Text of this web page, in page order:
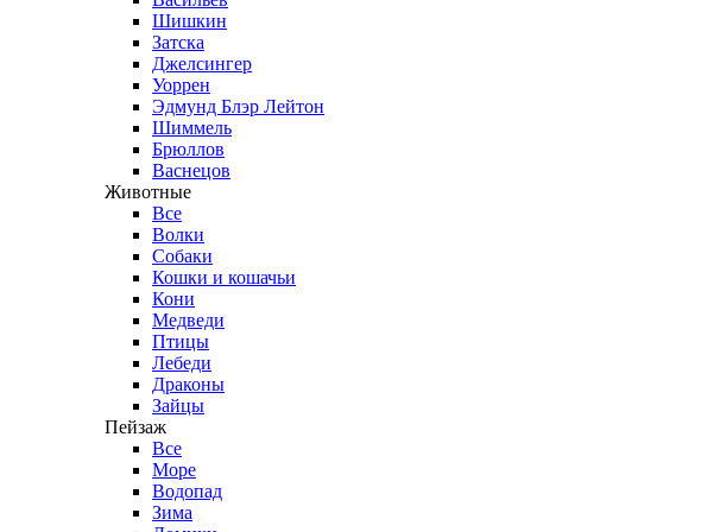
Шишкин
Затска
Джелсингер
Уоррен
Эдмунд Блэр Лейтон
Шиммель
Брюллов
Васнецов
Животные
Все
Волки
Собаки
Кошки и кошачьи
Кони
Медведи
Птицы
Лебеди
Драконы
Зайцы
Пейзаж
Все
Море
Водопад
Зима